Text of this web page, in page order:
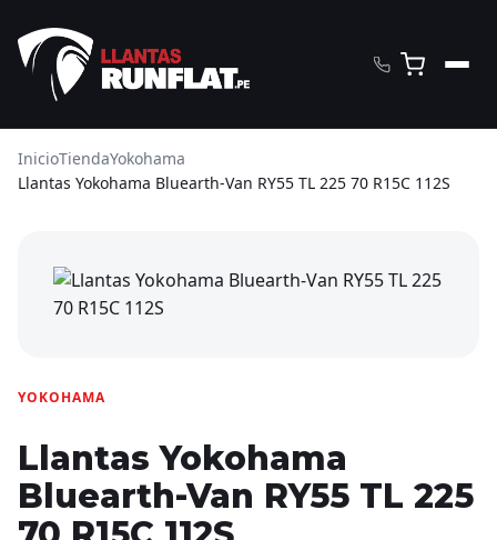
InicioTiendaYokohama
Llantas Yokohama Bluearth-Van RY55 TL 225 70 R15C 112S
YOKOHAMA
Llantas Yokohama
Bluearth-Van RY55 TL 225